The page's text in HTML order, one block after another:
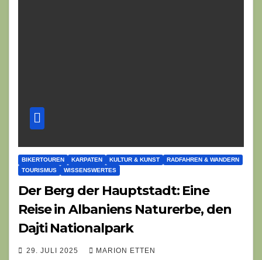
BIKERTOUREN KARPATEN KULTUR & KUNST
RADFAHREN & WANDERN
TOURISMUS
WISSENSWERTES
Der Berg der Hauptstadt: Eine
Reise in Albaniens Naturerbe, den
Dajti Nationalpark
29. JULI 2025 MARION ETTEN